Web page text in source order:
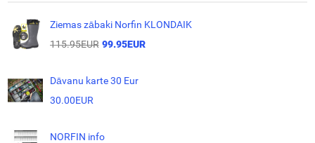
Ziemas zābaki Norfin KLONDAIK
115.95EUR 99.95EUR
Dāvanu karte 30 Eur
30.00EUR
NORFIN info